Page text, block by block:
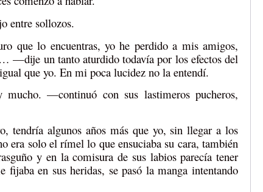
entre sollozos.
que lo encuentras, yo he perdido a mis amigos,
—dije un tanto aturdido todavía por los efectos del
que yo. En mi poca lucidez no la entendí.
—continuó con sus lastimeros pucheros,
tendría algunos años más que yo, sin llegar a los
era solo el rímel lo que ensuciaba su cara, también
y en la comisura de sus labios parecía tener
fijaba en sus heridas, se pasó la manga intentando